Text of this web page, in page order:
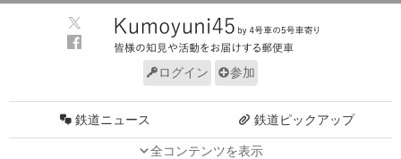
ログイン 参加
全コンテンツを表示
鉄道ニュース 鉄道ピックアップ